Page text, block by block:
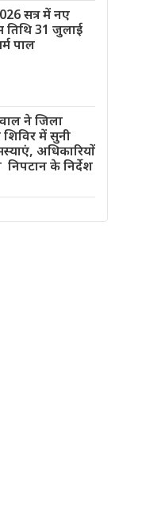
सत्र में नए
तिथि 31 जुलाई
पाल
ने जिला
शिविर में सुनी
अधिकारियों
के निर्देश